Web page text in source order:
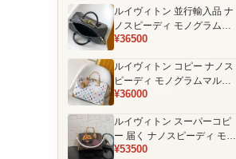
ルイヴィトン 並行輸入品 ナ
ノスピーディ モノグラムエ
クリプス ブラック チェーン
¥36500
ルイヴィトン コピー ナノス
ピーディ モノグラムマルチ
カラー ホワイト ゴールド金
バッグ
¥36000
ルイヴィトン スーパーコピ
ー 届く ナノスピーディ モノ
グラム ポーチ付き ミニボス
¥53500